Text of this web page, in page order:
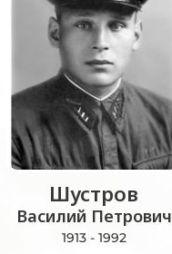
Шустров
Василий Петрович
1913 - 1992